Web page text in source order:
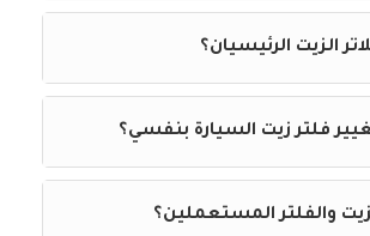
الزيت الرئيسيان؟
فلتر زيت السيارة بنفسي؟
والفلتر المستعملين؟